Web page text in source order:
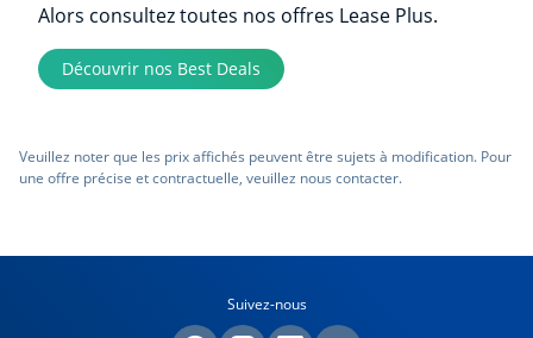
Alors consultez toutes nos offres Lease Plus.
Découvrir nos Best Deals
Veuillez noter que les prix affichés peuvent être sujets à modification. Pour
une offre précise et contractuelle, veuillez nous contacter.
Suivez-nous